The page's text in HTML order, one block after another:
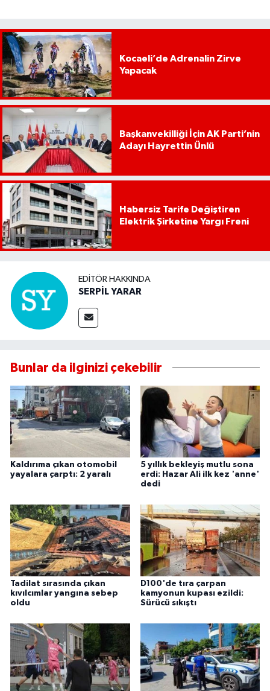
Kocaeli’de Adrenalin Zirve
Yapacak
Başkanvekilliği İçin AK Parti’nin
Adayı Hayrettin Ünlü
Habersiz Tarife Değiştiren
Elektrik Şirketine Yargı Freni
EDITÖR HAKKINDA
SERPİL YARAR
Bunlar da ilginizi çekebilir
Kaldırıma çıkan otomobil
yayalara çarptı: 2 yaralı
5 yıllık bekleyiş mutlu sona
erdi: Hazar Ali ilk kez 'anne'
dedi
Tadilat sırasında çıkan
kıvılcımlar yangına sebep
oldu
D100'de tıra çarpan
kamyonun kupası ezildi:
Sürücü sıkıştı